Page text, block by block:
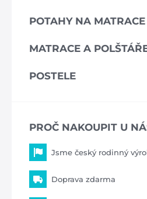
POTAHY NA MATRACE
MATRACE A
POSTELE
PROČ NAKOUPIT U
Jsme český rodinný
Doprava zdarma